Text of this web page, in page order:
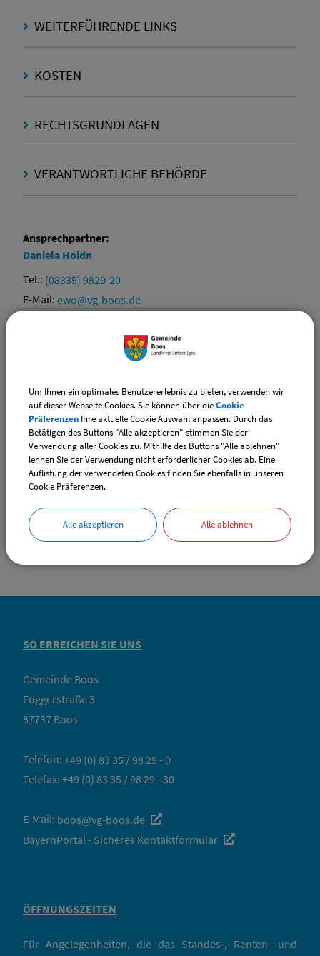
WEITERFÜHRENDE LINKS
KOSTEN
RECHTSGRUNDLAGEN
VERANTWORTLICHE BEHÖRDE
Ansprechpartner:
Daniela Hoidn
Tel.: (08335) 9829-20
E-Mail: ewo@vg-boos.de
Tel.:(08335) 9829-17
E-Mail:ewo@vg-boos.de
Website:vgem-boos.de
Sachgebiete
Einwohnermelde- / Passamt
SO ERREICHEN SIE UNS
Gemeinde Boos
Fuggerstraße 3
87737 Boos
Telefon: +49 (0) 83 35 / 98 29 - 0
Telefax: +49 (0) 83 35 / 98 29 - 30
E-Mail: boos@vg-boos.de
BayernPortal - Sicheres Kontaktformular
ÖFFNUNGSZEITEN
Für Angelegenheiten, die das Standes-, Renten- und
Um Ihnen ein optimales Benutzererlebnis zu bieten, verwenden wir
auf dieser Webseite Cookies. Sie können über dieCookie
Präferenzen Ihre aktuelle Cookie Auswahl anpassen. Durch das
Betätigen des Buttons "Alle akzeptieren" stimmen Sie der
Verwendung aller Cookies zu. Mithilfe des Buttons "Alle ablehnen"
lehnen Sie der Verwendung nicht erforderlicher Cookies ab. Eine
Auflistung der verwendeten Cookies finden Sie ebenfalls in unseren
Cookie Präferenzen.
Alle akzeptieren Alle ablehnen